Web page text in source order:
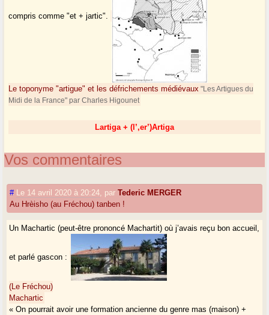
compris comme "et + jartic".
Le toponyme "artigue" et les défrichements médiévaux "Les Artigues du
Midi de la France" par Charles Higounet
Lartiga + (l’,er’)Artiga
Vos commentaires
# Le 14 avril 2020 à 20:24 parTederic MERGER
Au Hrèisho (au Fréchou) tanben !
Un Machartic (peut-être prononcé Machartit) où j’avais reçu bon accueil,
et parlé gascon :
(Le Fréchou)
Machartic
« On pourrait avoir une formation ancienne du genre mas (maison) +